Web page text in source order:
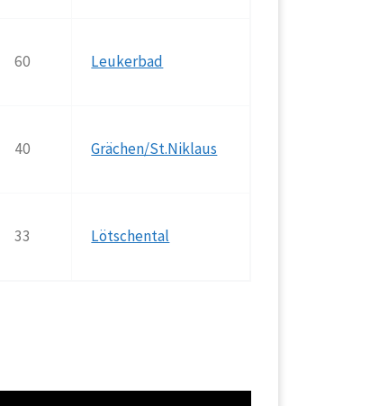
60 Leukerbad
40 Grächen/St.Niklaus
33 Lötschental